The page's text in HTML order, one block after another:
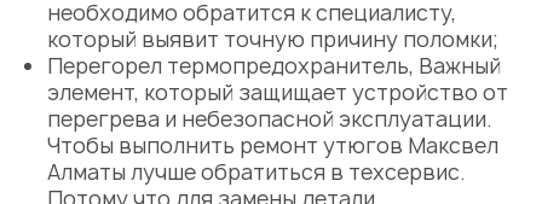
необходимо обратится к специалисту,
который выявит точную причину поломки;
Перегорел термопредохранитель, Важный
элемент, который защищает устройство от
перегрева и небезопасной эксплуатации.
Чтобы выполнить ремонт утюгов Максвел
Алматы лучше обратиться в техсервис.